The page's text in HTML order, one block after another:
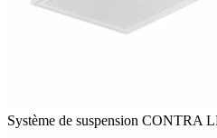
Système de suspension CONTRA